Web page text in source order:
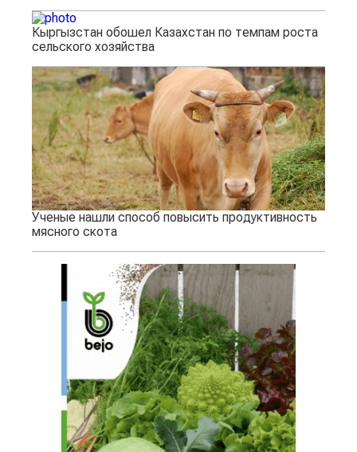
Кыргызстан обошел Казахстан по темпам роста
сельского хозяйства
Ученые нашли способ повысить продуктивность
мясного скота